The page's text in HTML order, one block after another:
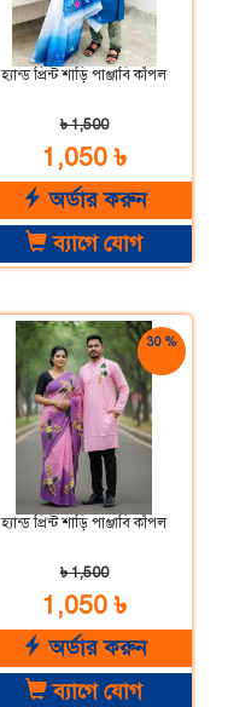
হ্যান্ড প্রিন্ট শাড়ি পাঞ্জাবি কাঁপল
৳ 1,500
1,050 ৳
অর্ডার করুন
ব্যাগে যোগ
30 %
হ্যান্ড প্রিন্ট শাড়ি পাঞ্জাবি কাঁপল
৳ 1,500
1,050 ৳
অর্ডার করুন
ব্যাগে যোগ